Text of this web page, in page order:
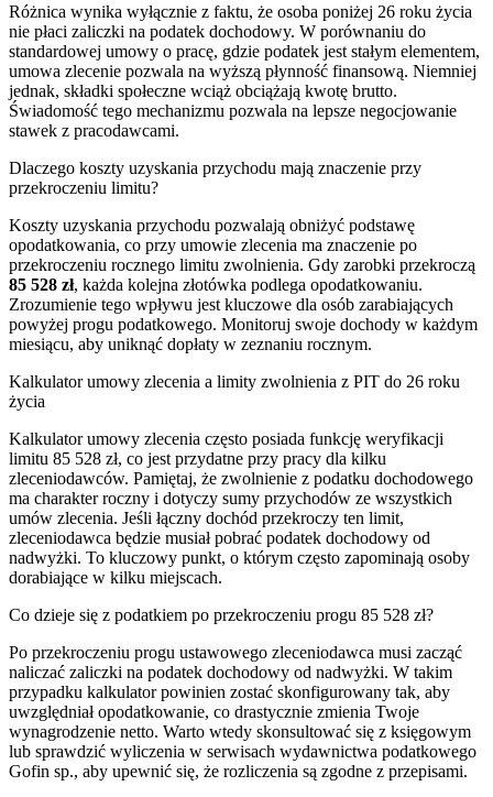
Różnica wynika wyłącznie z faktu, że osoba poniżej 26 roku życia
nie płaci zaliczki na podatek dochodowy. W porównaniu do
standardowej umowy o pracę, gdzie podatek jest stałym elementem,
umowa zlecenie pozwala na wyższą płynność finansową. Niemniej
jednak, składki społeczne wciąż obciążają kwotę brutto.
Świadomość tego mechanizmu pozwala na lepsze negocjowanie
stawek z pracodawcami.
Dlaczego koszty uzyskania przychodu mają znaczenie przy
przekroczeniu limitu?
Koszty uzyskania przychodu pozwalają obniżyć podstawę
opodatkowania, co przy umowie zlecenia ma znaczenie po
przekroczeniu rocznego limitu zwolnienia. Gdy zarobki przekroczą
85 528 zł, każda kolejna złotówka podlega opodatkowaniu.
Zrozumienie tego wpływu jest kluczowe dla osób zarabiających
powyżej progu podatkowego. Monitoruj swoje dochody w każdym
miesiącu, aby uniknąć dopłaty w zeznaniu rocznym.
Kalkulator umowy zlecenia a limity zwolnienia z PIT do 26 roku
życia
Kalkulator umowy zlecenia często posiada funkcję weryfikacji
limitu 85 528 zł, co jest przydatne przy pracy dla kilku
zleceniodawców. Pamiętaj, że zwolnienie z podatku dochodowego
ma charakter roczny i dotyczy sumy przychodów ze wszystkich
umów zlecenia. Jeśli łączny dochód przekroczy ten limit,
zleceniodawca będzie musiał pobrać podatek dochodowy od
nadwyżki. To kluczowy punkt, o którym często zapominają osoby
dorabiające w kilku miejscach.
Co dzieje się z podatkiem po przekroczeniu progu 85 528 zł?
Po przekroczeniu progu ustawowego zleceniodawca musi zacząć
naliczać zaliczki na podatek dochodowy od nadwyżki. W takim
przypadku kalkulator powinien zostać skonfigurowany tak, aby
uwzględniał opodatkowanie, co drastycznie zmienia Twoje
wynagrodzenie netto. Warto wtedy skonsultować się z księgowym
lub sprawdzić wyliczenia w serwisach wydawnictwa podatkowego
Gofin sp., aby upewnić się, że rozliczenia są zgodne z przepisami.